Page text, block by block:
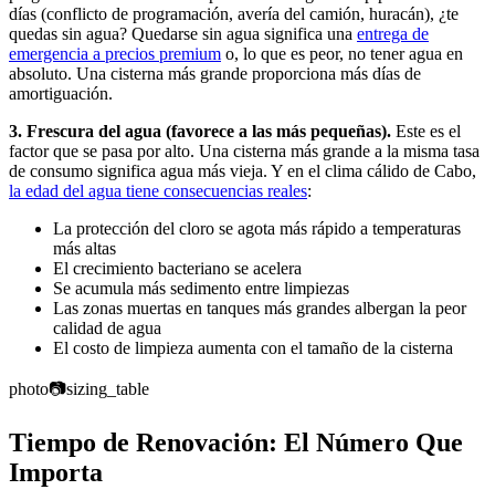
días (conflicto de programación, avería del camión, huracán), ¿te
quedas sin agua? Quedarse sin agua significa una entrega de
emergencia a precios premium o, lo que es peor, no tener agua en
absoluto. Una cisterna más grande proporciona más días de
amortiguación.
3. Frescura del agua (favorece a las más pequeñas). Este es el
factor que se pasa por alto. Una cisterna más grande a la misma tasa
de consumo significa agua más vieja. Y en el clima cálido de Cabo,
la edad del agua tiene consecuencias reales:
La protección del cloro se agota más rápido a temperaturas
más altas
El crecimiento bacteriano se acelera
Se acumula más sedimento entre limpiezas
Las zonas muertas en tanques más grandes albergan la peor
calidad de agua
El costo de limpieza aumenta con el tamaño de la cisterna
photo📷sizing_table
Tiempo de Renovación: El Número Que
Importa